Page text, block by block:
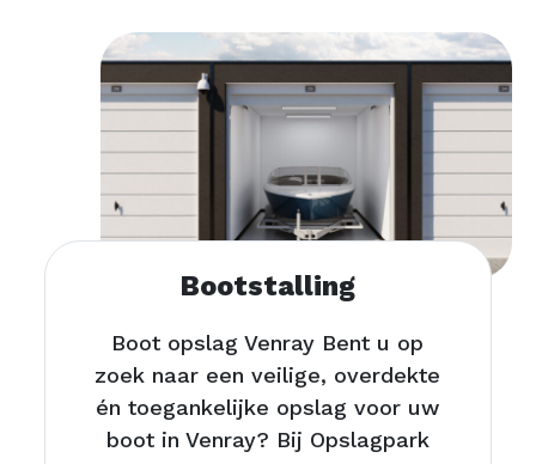
Bootstalling
Boot opslag Venray Bent u op
zoek naar een veilige, overdekte
én toegankelijke opslag voor uw
boot in Venray? Bij Opslagpark